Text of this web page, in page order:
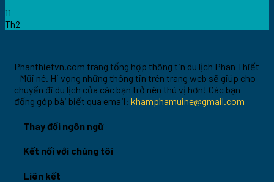
11
Th2
Phanthietvn.com trang tổng hợp thông tin du lịch Phan Thiết
- Mũi né. Hi vọng những thông tin trên trang web sẽ giúp cho
chuyến đi du lịch của các bạn trở nên thú vị hơn! Các bạn
đống góp bài biết qua email: khamphamuine@gmail.com
Thay đổi ngôn ngữ
Kết nối với chúng tôi
Liên kết